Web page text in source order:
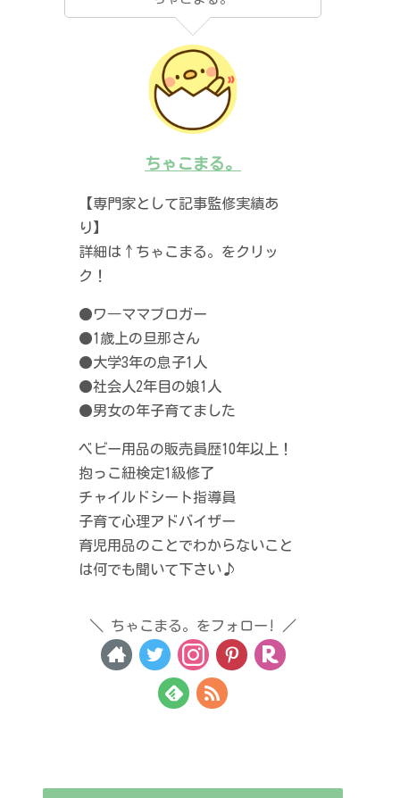
ちゃこまる。
【専門家として記事監修実績あ
り】
詳細は↑ちゃこまる。をクリッ
ク！
●ワ―ママブロガー
●1歳上の旦那さん
●大学3年の息子1人
●社会人2年目の娘1人
●男女の年子育てました
ベビー用品の販売員歴10年以上！
抱っこ紐検定1級修了
チャイルドシート指導員
子育て心理アドバイザー
育児用品のことでわからないこと
は何でも聞いて下さい♪
ちゃこまる。をフォロー!